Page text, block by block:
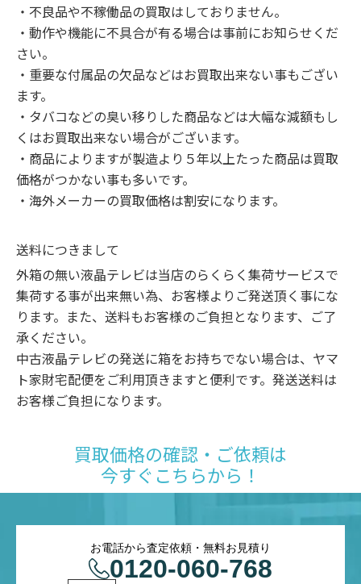
・不良品や不稼働品の買取はしておりません。
・動作や機能に不具合が有る場合は事前にお知らせくだ
さい。
・重要な付属品の欠品などはお買取出来ない事もござい
ます。
・タバコなどの臭い移りした商品などは大幅な減額もし
くはお買取出来ない場合がございます。
・商品によりますが製造より５年以上たった商品は買取
価格がつかない事も多いです。
・海外メーカーの買取価格は割安になります。
送料につきまして
外箱の無い液晶テレビは当店のらくらく集荷サービスで
集荷する事が出来無い為、お客様よりご発送頂く事にな
ります。また、送料もお客様のご負担となります、ご了
承ください。
中古液晶テレビの発送に箱をお持ちでない場合は、ヤマ
ト家財宅配便をご利用頂きますと便利です。発送送料は
お客様ご負担になります。
買取価格の確認・ご依頼は
今すぐこちらから！
お電話から査定依頼・無料お見積り
0120-060-768